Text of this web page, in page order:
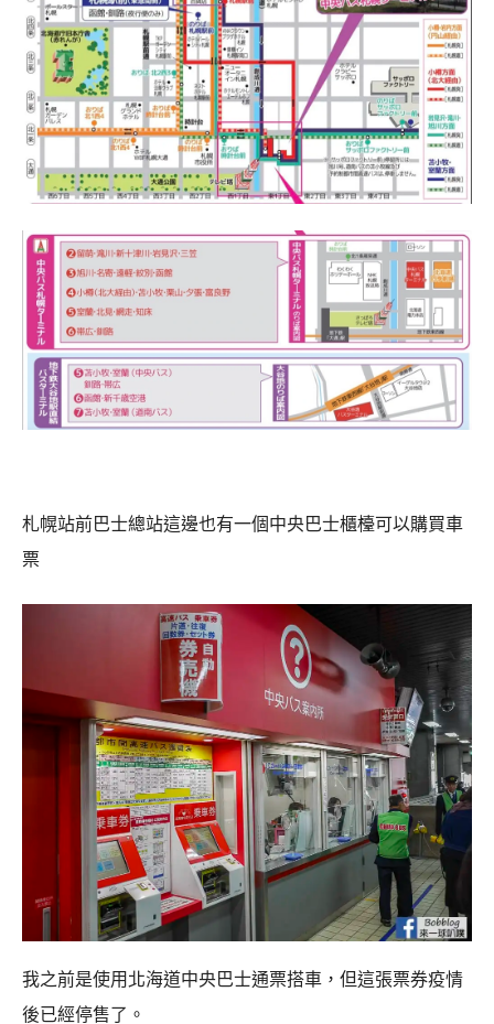
札幌站前巴士總站這邊也有一個中央巴士櫃檯可以購買車
票
我之前是使用北海道中央巴士通票搭車，但這張票券疫情
後已經停售了。